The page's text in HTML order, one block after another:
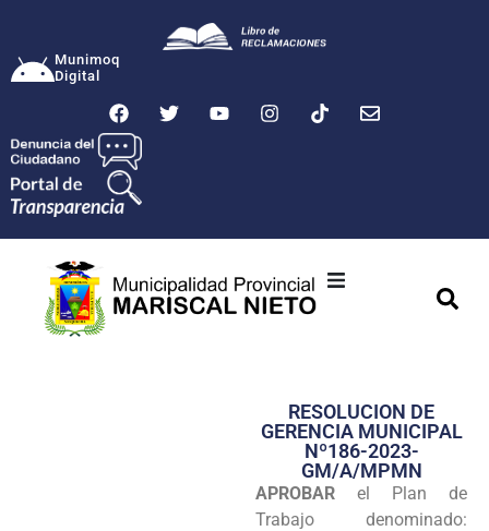
Munimoq
Digital
Transparencia
Seguridad
Programas
RESOLUCION DE
GERENCIA MUNICIPAL
Nº186-2023-
GM/A/MPMN
APROBAR el Plan de
Trabajo denominado: